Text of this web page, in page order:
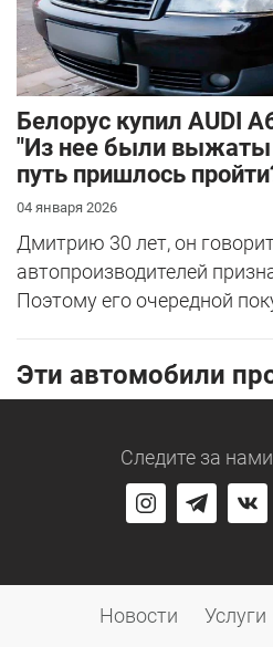
Белорус купил AUDI
"Из нее были выжаты
путь пришлось
04 января 2026
Дмитрию 30 лет, он
автопроизводителей
Поэтому его очередной
Эти автомобили
Следите за нами
Новости Гродно
Новости Услуги